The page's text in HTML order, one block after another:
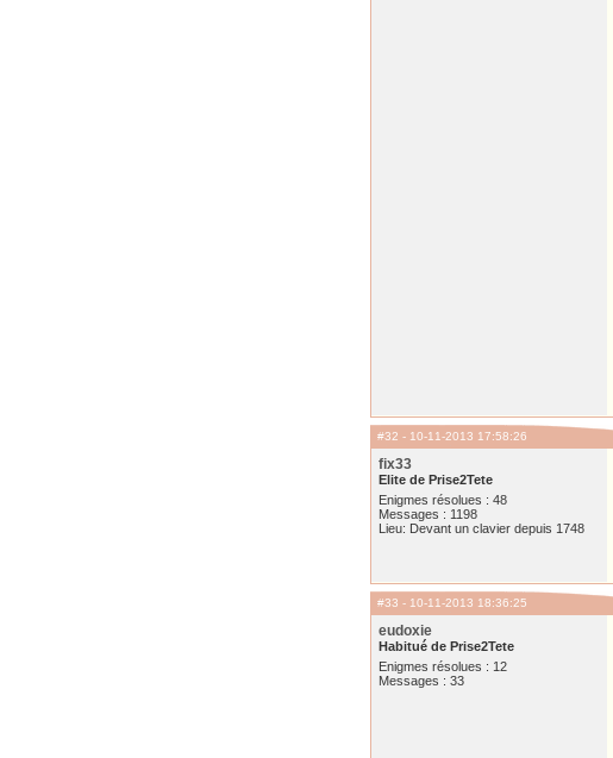
#32 - 10-11-2013 17:58:26
fix33
Elite de Prise2Tete
Enigmes résolues : 48
Messages : 1198
Lieu: Devant un clavier depuis 1748
#33 - 10-11-2013 18:36:25
eudoxie
Habitué de Prise2Tete
Enigmes résolues : 12
Messages : 33